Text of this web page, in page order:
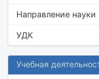
Направление науки
УДК
Учебная